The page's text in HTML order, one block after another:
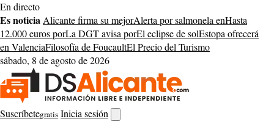
Saltar
al
contenido
En directo
Es noticia Alicante firma su mejorAlerta por salmonela enHasta
12.000 euros porLa DGT avisa porEl eclipse de solEstopa ofrecerá
en ValenciaFilosofía de FoucaultEl Precio del Turismo
sábado, 8 de agosto de 2026
Suscríbetegratis Inicia sesión
buscador